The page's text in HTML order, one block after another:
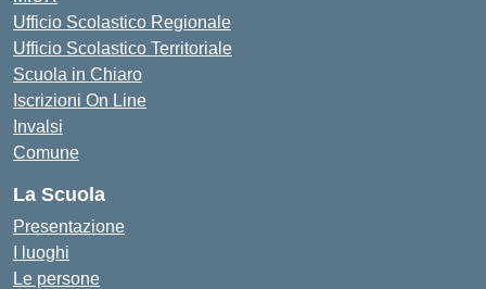
Ufficio Scolastico Regionale
Ufficio Scolastico Territoriale
Scuola in Chiaro
Iscrizioni On Line
Invalsi
Comune
La Scuola
Presentazione
I luoghi
Le persone